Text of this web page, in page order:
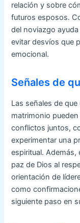
relación y sobre
futuros esposos.
del noviazgo
evitar desvíos que
emocional.
Señales de
Las señales de
matrimonio
conflictos juntos,
experimentar una
espiritual.
paz de Dios al
orientación de
como
siguiente paso en